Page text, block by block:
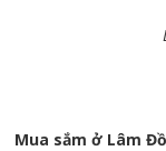
Mua sắm ở Lâm